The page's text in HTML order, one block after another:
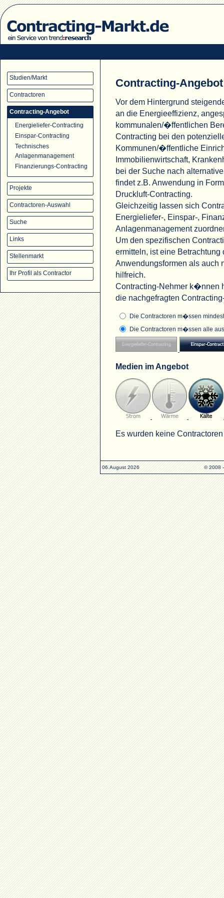
Studien/Markt
Contractoren
Contracting-Angebot
Energieliefer-Contracting
Einspar-Contracting
Technisches
Anlagenmanagement
Finanzierungs-Contracting
Projekte
Contractoren-Auswahl
Suche
Links
Stellenmarkt
Ihr Profil als Contractor
Contracting-Angebot
Vor dem Hintergrund
an die Energieeffizienz,
kommunalen/�ffentlichen
Contracting bei den
Kommunen/�ffentliche
Immobilienwirtschaft,
bei der Suche nach
findet z.B. Anwendung in
Druckluft-Contracting.
Gleichzeitig lassen sich
Energieliefer-, Einspar-,
Anlagenmanagement
Um den spezifischen
ermitteln, ist eine
Anwendungsformen als auch
hilfreich.
Contracting-Nehmer k�nnen
die nachgefragten
Die Contractoren m�ssen
Die Contractoren m�ssen alle
Medien im Angebot
Es wurden keine
06.August 2026 © 2008